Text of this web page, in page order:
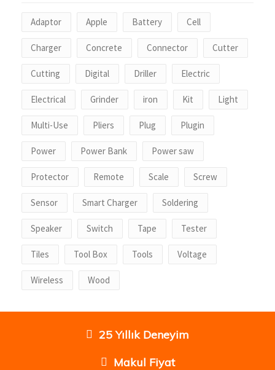
Adaptor Apple Battery Cell
Charger Concrete Connector Cutter
Cutting Digital Driller Electric
Electrical Grinder iron Kit Light
Multi-Use Pliers Plug Plugin
Power Power Bank Power saw
Protector Remote Scale Screw
Sensor Smart Charger Soldering
Speaker Switch Tape Tester
Tiles Tool Box Tools Voltage
Wireless Wood
25 Yıllık Deneyim
Makul Fiyat